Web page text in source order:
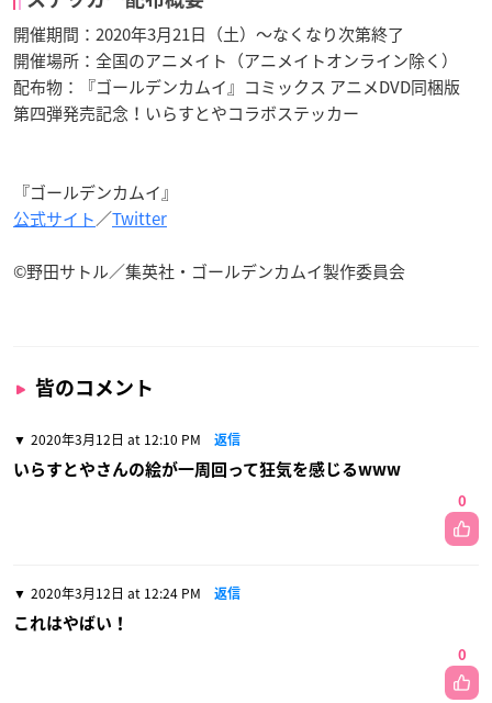
開催期間： 2020年3月21日（土）～なくなり次第終了
開催場所：全国のアニメイト（アニメイトオンライン除く）
配布物：『ゴールデンカムイ』コミックス アニメDVD同梱版
第四弾発売記念！いらすとやコラボステッカー
『ゴールデンカムイ』
公式サイト／Twitter
©野田サトル／集英社・ゴールデンカムイ製作委員会
皆のコメント
2020年3月12日 at 12:10 PM 返信
いらすとやさんの絵が一周回って狂気を感じるwww
0
2020年3月12日 at 12:24 PM 返信
これはやばい！
0